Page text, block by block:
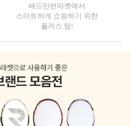
배드민턴마켓에서
스마트하게 쇼핑하기 위한
플러스 팁!